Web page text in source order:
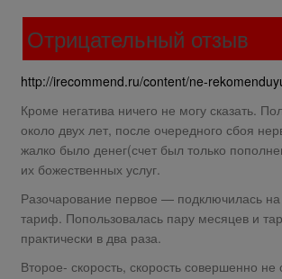
Отрицательный отзыв
http://irecommend.ru/content/ne-
Кроме негатива ничего не могу сказать.
около двух лет, после очередного сбоя
жалко было денег(счет был только
их божественных услуг.
Разочарование первое — подключилась
тариф. Попользовалась пару месяцев и
практически в два раза.
Второе- скорость, скорость совершенно не